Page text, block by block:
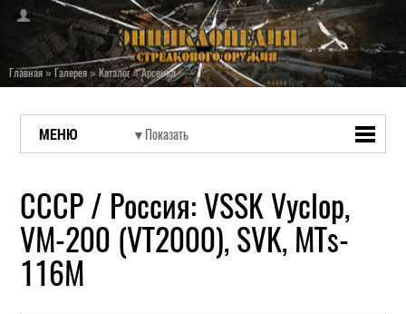
Главная»Галерея»Каталог»Арсенал
МЕНЮ
СССР / Россия: VSSK Vyclop,
VM-200 (VT2000), SVK, MTs-
116M